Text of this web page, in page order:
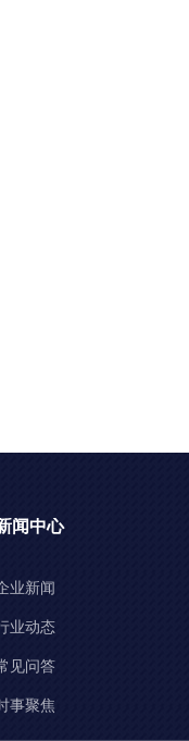
闻中心
业新闻
业动态
见问答
事聚焦